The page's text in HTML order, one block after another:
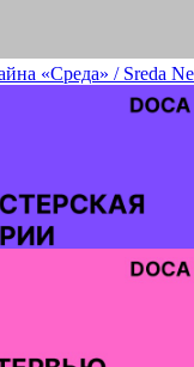
«Среда» / Sreda